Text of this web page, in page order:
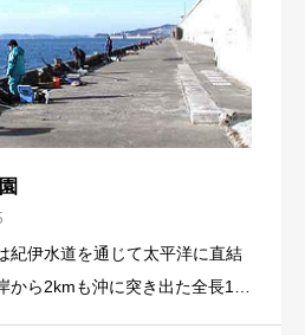
グループ、カップル全てにオス
、皆様のお越しを心よりお待ち
紀伊水道を通じて太平洋に直結
ら2kmも沖に突き出た全長1k